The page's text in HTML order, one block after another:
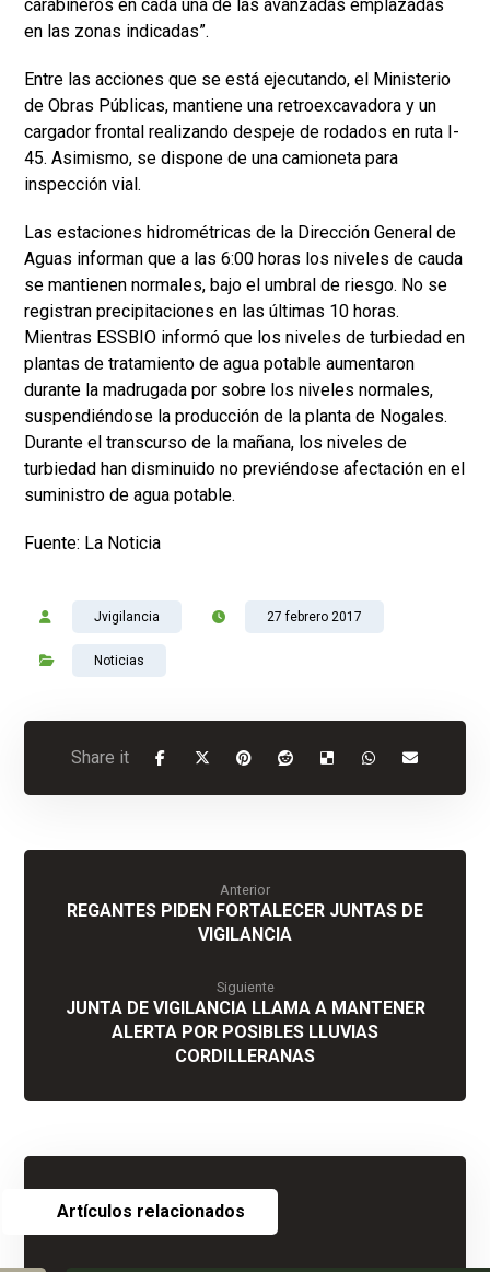
carabineros en cada una de las avanzadas emplazadas
en las zonas indicadas”.
Entre las acciones que se está ejecutando, el Ministerio
de Obras Públicas, mantiene una retroexcavadora y un
cargador frontal realizando despeje de rodados en ruta I-
45. Asimismo, se dispone de una camioneta para
inspección vial.
Las estaciones hidrométricas de la Dirección General de
Aguas informan que a las 6:00 horas los niveles de cauda
se mantienen normales, bajo el umbral de riesgo. No se
registran precipitaciones en las últimas 10 horas.
Mientras ESSBIO informó que los niveles de turbiedad en
plantas de tratamiento de agua potable aumentaron
durante la madrugada por sobre los niveles normales,
suspendiéndose la producción de la planta de Nogales.
Durante el transcurso de la mañana, los niveles de
turbiedad han disminuido no previéndose afectación en el
suministro de agua potable.
Fuente: La Noticia
Jvigilancia 27 febrero 2017
Noticias
Anterior
REGANTES PIDEN FORTALECER JUNTAS DE
VIGILANCIA
Siguiente
JUNTA DE VIGILANCIA LLAMA A MANTENER
ALERTA POR POSIBLES LLUVIAS
CORDILLERANAS
Artículos relacionados